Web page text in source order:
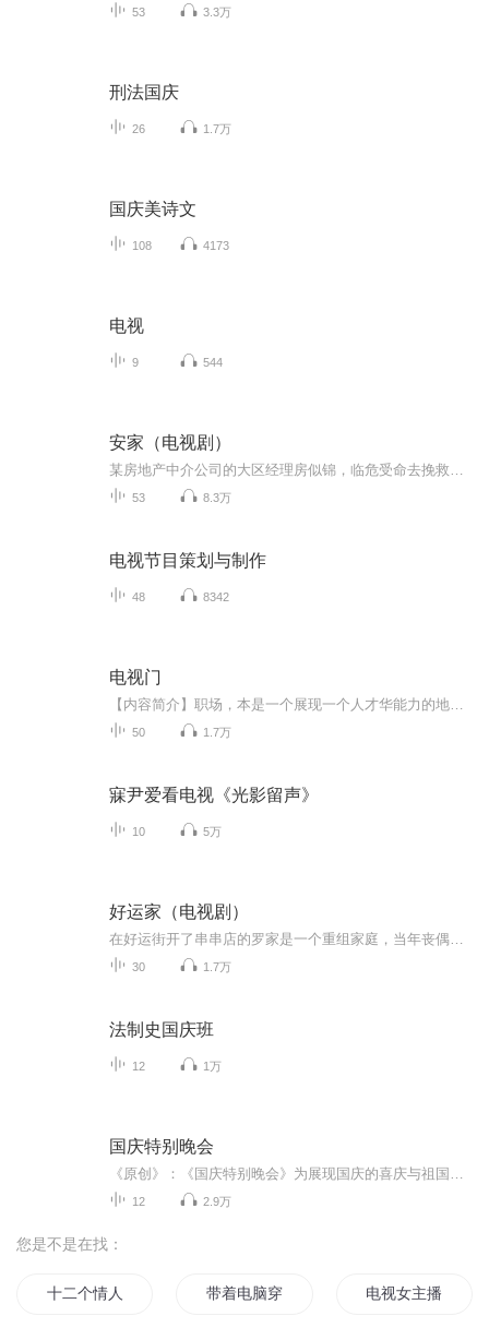
53 3.3万
刑法国庆
26 1.7万
国庆美诗文
108 4173
电视
9 544
安家（电视剧）
53 8.3万
电视节目策划与制作
48 8342
电视门
50 1.7万
寐尹爱看电视《光影留声》
10 5万
好运家（电视剧）
30 1.7万
法制史国庆班
12 1万
国庆特别晚会
12 2.9万
您是不是在找：
十二个情人节 带着电脑穿越的宅男 电视女主播